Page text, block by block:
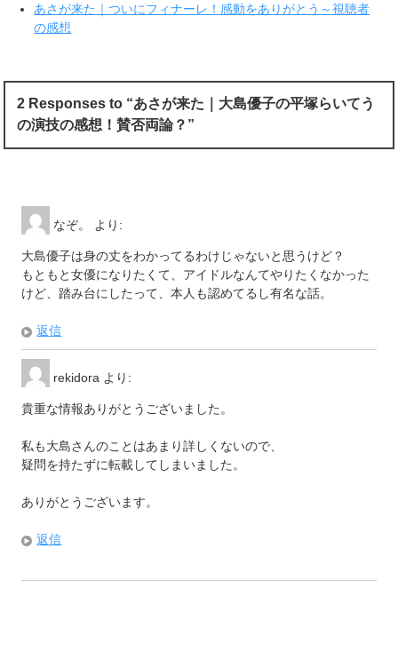
開
き
ま
新
ウ
開
き
ま
)
あさが来た｜ついにフィナーレ！感動をありがとう～視聴者
の感想
2 Responses to “あさが来た｜大島優子の平塚らいてう
の演技の感想！賛否両論？”
なぞ。 より:
大島優子は身の丈をわかってるわけじゃないと思うけど？
もともと女優になりたくて、アイドルなんてやりたくなかった
けど、踏み台にしたって、本人も認めてるし有名な話。
返信
rekidora より:
貴重な情報ありがとうございました。
私も大島さんのことはあまり詳しくないので、
疑問を持たずに転載してしまいました。
ありがとうございます。
返信